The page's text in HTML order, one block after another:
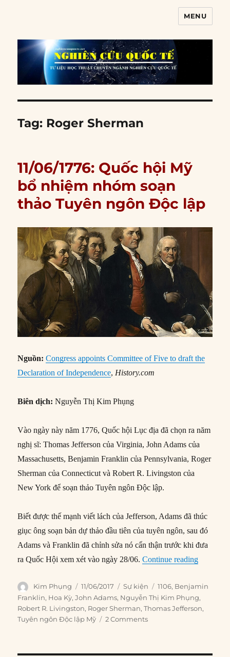
MENU
Tag: Roger Sherman
11/06/1776: Quốc hội Mỹ
bổ nhiệm nhóm soạn
thảo Tuyên ngôn Độc lập
Nguồn: Congress appoints Committee of Five to draft the
Declaration of Independence,History.com
Biên dịch: Nguyễn Thị Kim Phụng
Vào ngày này năm 1776, Quốc hội Lục địa đã chọn ra năm
nghị sĩ: Thomas Jefferson của Virginia, John Adams của
Massachusetts, Benjamin Franklin của Pennsylvania, Roger
Sherman của Connecticut và Robert R. Livingston của
New York để soạn thảo Tuyên ngôn Độc lập.
Biết được thế mạnh viết lách của Jefferson, Adams đã thúc
giục ông soạn bản dự thảo đầu tiên của tuyên ngôn, sau đó
Adams và Franklin đã chỉnh sửa nó cẩn thận trước khi đưa
ra Quốc Hội xem xét vào ngày 28/06.Continue reading“11/06/
Author
Kim Phụng
Posted
on
11/06/2017 Categories
Sự kiện Tags
1106, Benjamin
Franklin, Hoa Kỳ,John Adams, Nguyễn Thị Kim Phụng,
Robert R. Livingston, Roger Sherman,Thomas Jefferson,
Tuyên ngôn Độc lập Mỹ
2 Comments